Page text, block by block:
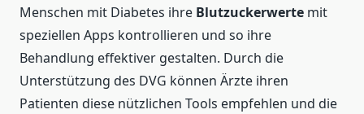
Menschen mit Diabetes ihre Blutzuckerwerte mit
speziellen Apps kontrollieren und so ihre
Behandlung effektiver gestalten. Durch die
Unterstützung des DVG können Ärzte ihren
Patienten diese nützlichen Tools empfehlen und die